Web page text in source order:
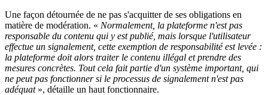
Une façon détournée de ne pas s'acquitter de ses obligations en
matière de modération. « Normalement, la plateforme n'est pas
responsable du contenu qui y est publié, mais lorsque l'utilisateur
effectue un signalement, cette exemption de responsabilité est levée :
la plateforme doit alors traiter le contenu illégal et prendre des
mesures concrètes. Tout cela fait partie d'un système important, qui
ne peut pas fonctionner si le processus de signalement n'est pas
adéquat », détaille un haut fonctionnaire.